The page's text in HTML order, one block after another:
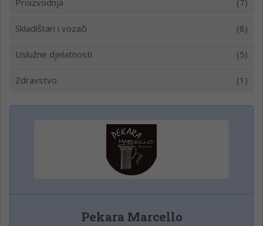
Skladištari i vozači (8)
Uslužne djelatnosti (5)
Zdravstvo (1)
Pekara Marcello